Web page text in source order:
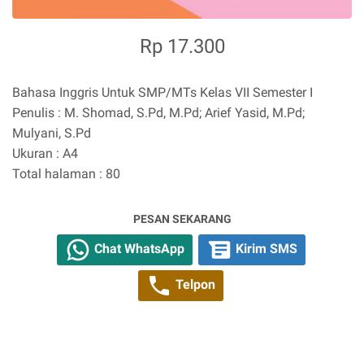
Rp 17.300
Bahasa Inggris Untuk SMP/MTs Kelas VII Semester I
Penulis : M. Shomad, S.Pd, M.Pd; Arief Yasid, M.Pd;
Mulyani, S.Pd
Ukuran : A4
Total halaman : 80
PESAN SEKARANG
Chat WhatsApp Kirim SMS
Telpon